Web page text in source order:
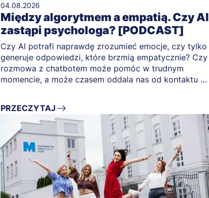
04.08.2026
Między algorytmem a empatią. Czy AI
zastąpi psychologa? [PODCAST]
Czy AI potrafi naprawdę zrozumieć emocje, czy tylko
generuje odpowiedzi, które brzmią empatycznie? Czy
rozmowa z chatbotem może pomóc w trudnym
momencie, a może czasem oddala nas od kontaktu z
PRZECZYTAJ